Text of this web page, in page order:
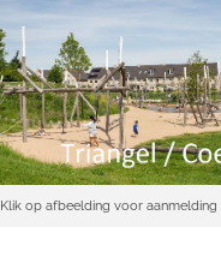
Klik op afbeelding voor